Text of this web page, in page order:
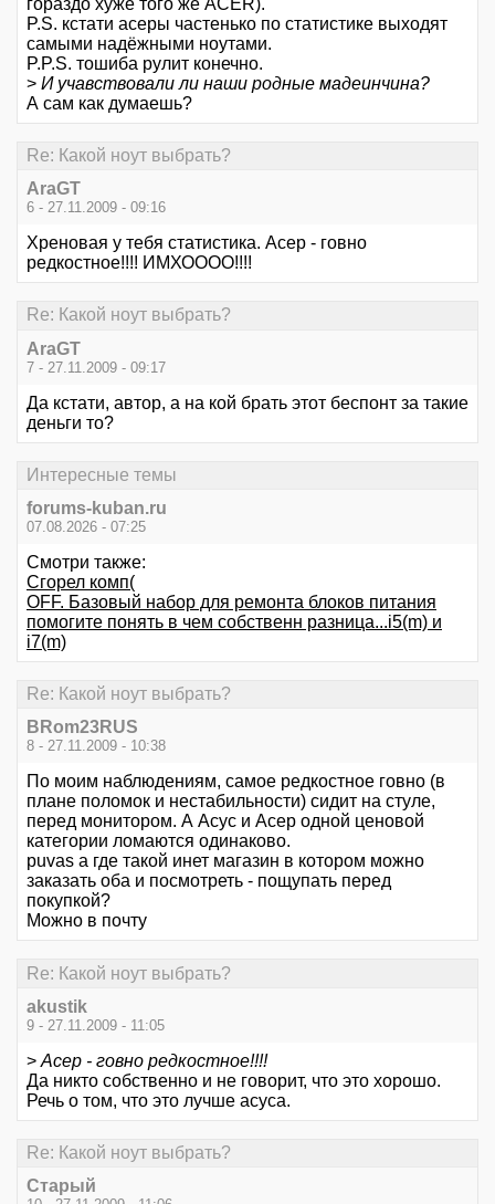
P.S. кстати асеры частенько по статистике выходят
самыми надёжными ноутами.
P.P.S. тошиба рулит конечно.
> И учавствовали ли наши родные мадеинчина?
А сам как думаешь?
Re: Какой ноут выбрать?
AraGT
6 - 27.11.2009 - 09:16
Хреновая у тебя статистика. Асер - говно
редкостное!!!! ИМХОООО!!!!
Re: Какой ноут выбрать?
AraGT
7 - 27.11.2009 - 09:17
Да кстати, автор, а на кой брать этот беспонт за такие
деньги то?
Интересные темы
forums-kuban.ru
07.08.2026 - 07:25
Смотри также:
Сгорел комп(
OFF. Базовый набор для ремонта блоков питания
помогите понять в чем собственн разница...i5(m) и
i7(m)
Re: Какой ноут выбрать?
BRom23RUS
8 - 27.11.2009 - 10:38
По моим наблюдениям, самое редкостное говно (в
плане поломок и нестабильности) сидит на стуле,
перед монитором. А Асус и Асер одной ценовой
категории ломаются одинаково.
puvas а где такой инет магазин в котором можно
заказать оба и посмотреть - пощупать перед
покупкой?
Можно в почту
Re: Какой ноут выбрать?
akustik
9 - 27.11.2009 - 11:05
> Асер - говно редкостное!!!!
Да никто собственно и не говорит, что это хорошо.
Речь о том, что это лучше асуса.
Re: Какой ноут выбрать?
Старый